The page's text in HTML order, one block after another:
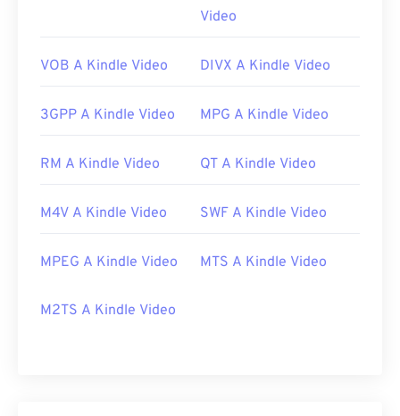
Video
VOB A Kindle Video DIVX A Kindle Video
3GPP A Kindle Video MPG A Kindle Video
RM A Kindle Video QT A Kindle Video
M4V A Kindle Video SWF A Kindle Video
MPEG A Kindle Video MTS A Kindle Video
M2TS A Kindle Video